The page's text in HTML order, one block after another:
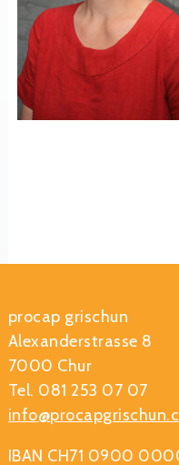
procap grischun
Alexanderstrasse 8
7000 Chur
Tel. 081 253 07 07
IBAN CH71 0900